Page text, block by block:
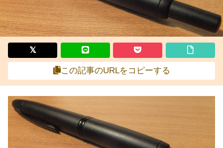
この記事のURLをコピーする